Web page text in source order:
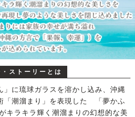
ストーリーとは
」に琉球ガラスを溶かし込み、沖縄
「潮溜まり」を表現した 「夢かふ
ラキラ輝く潮溜まりの幻想的な美